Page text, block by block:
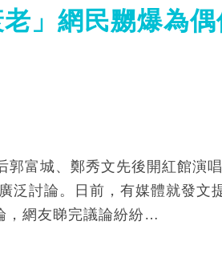
」網民嬲爆為偶
富城、鄭秀文先後開紅館演
泛討論。日前，有媒體就發文
，網友睇完議論紛紛…